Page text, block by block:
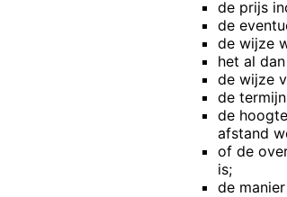
de prijs
de
de wijze
het al
de wijze
de
de
afstand
of de
is;
de